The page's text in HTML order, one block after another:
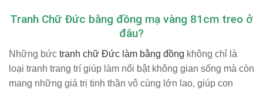
Tranh Chữ Đức bằng đồng mạ vàng 81cm treo ở
đâu?
Những bức tranh chữ Đức làm bằng đồng không chỉ là
loại tranh trang trí giúp làm nổi bật không gian sống mà còn
mang những giá trị tinh thần vô cùng lớn lao, giúp con